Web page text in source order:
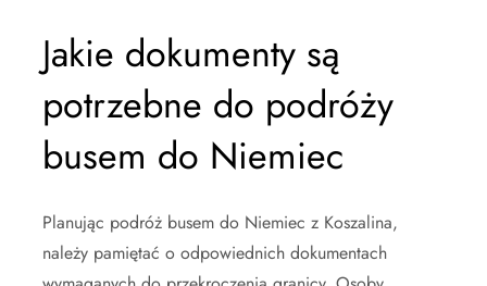
Jakie dokumenty są
potrzebne do podróży
busem do Niemiec
Planując podróż busem do Niemiec z Koszalina,
należy pamiętać o odpowiednich dokumentach